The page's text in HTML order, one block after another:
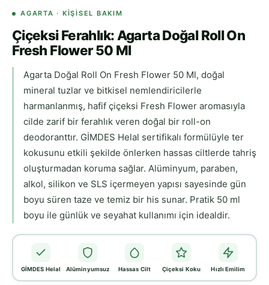
AGARTA · KIŞISEL BAKIM
Çiçeksi Ferahlık: Agarta Doğal Roll On
Fresh Flower 50 Ml
Agarta Doğal Roll On Fresh Flower 50 Ml, doğal
mineral tuzlar ve bitkisel nemlendiricilerle
harmanlanmış, hafif çiçeksi Fresh Flower aromasıyla
cilde zarif bir ferahlık veren doğal bir roll-on
deodoranttır. GİMDES Helal sertifikalı formülüyle ter
kokusunu etkili şekilde önlerken hassas ciltlerde tahriş
oluşturmadan koruma sağlar. Alüminyum, paraben,
alkol, silikon ve SLS içermeyen yapısı sayesinde gün
boyu süren taze ve temiz bir his sunar. Pratik 50 ml
boyu ile günlük ve seyahat kullanımı için idealdir.
GİMDES Helal Alüminyumsuz Hassas Cilt Çiçeksi Koku Hızlı Emilim